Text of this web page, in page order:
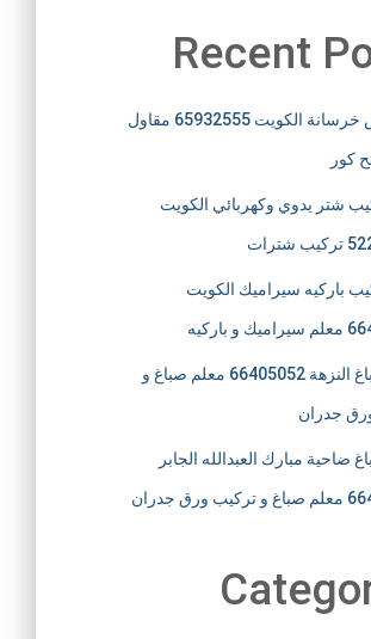
Recent
فني قص خرسانة الكويت 65932555 مقاول
كور
شتر يدوي وكهربائي الكويت
باركيه سيراميك الكويت
باركيه
دهان صباغ النزهة 66405052 معلم صباغ و
جدران
ضاحية مبارك العبدالله الجابر
ورق جدران